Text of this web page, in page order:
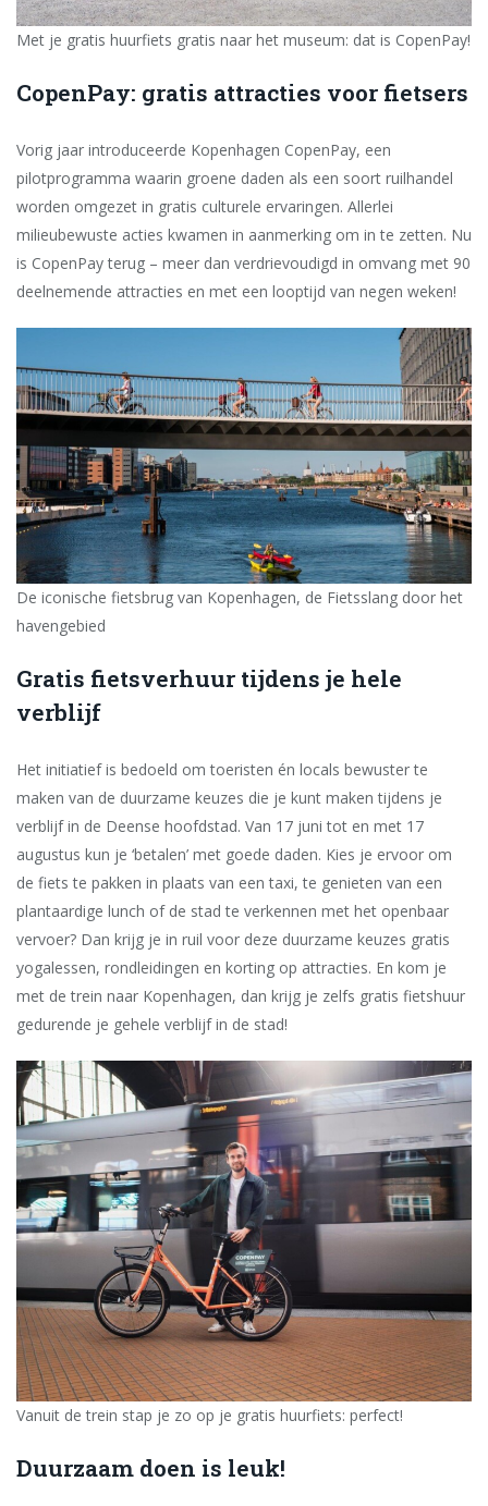
Met je gratis huurfiets gratis naar het museum: dat is CopenPay!
CopenPay: gratis attracties voor fietsers
Vorig jaar introduceerde Kopenhagen CopenPay, een
pilotprogramma waarin groene daden als een soort ruilhandel
worden omgezet in gratis culturele ervaringen. Allerlei
milieubewuste acties kwamen in aanmerking om in te zetten. Nu
is CopenPay terug – meer dan verdrievoudigd in omvang met 90
deelnemende attracties en met een looptijd van negen weken!
De iconische fietsbrug van Kopenhagen, de Fietsslang door het
havengebied
Gratis fietsverhuur tijdens je hele
verblijf
Het initiatief is bedoeld om toeristen én locals bewuster te
maken van de duurzame keuzes die je kunt maken tijdens je
verblijf in de Deense hoofdstad. Van 17 juni tot en met 17
augustus kun je ‘betalen’ met goede daden. Kies je ervoor om
de fiets te pakken in plaats van een taxi, te genieten van een
plantaardige lunch of de stad te verkennen met het openbaar
vervoer? Dan krijg je in ruil voor deze duurzame keuzes gratis
yogalessen, rondleidingen en korting op attracties. En kom je
met de trein naar Kopenhagen, dan krijg je zelfs gratis fietshuur
gedurende je gehele verblijf in de stad!
Vanuit de trein stap je zo op je gratis huurfiets: perfect!
Duurzaam doen is leuk!